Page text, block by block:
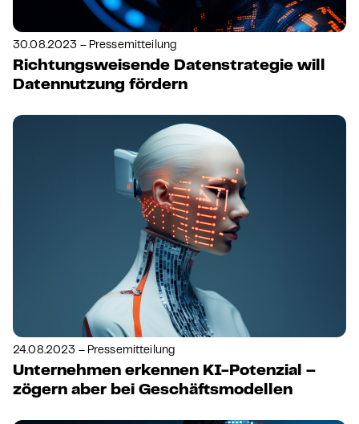
30.08.2023 – Pressemitteilung
Richtungsweisende Datenstrategie will
Datennutzung fördern
24.08.2023 – Pressemitteilung
Unternehmen erkennen KI-Potenzial –
zögern aber bei Geschäftsmodellen